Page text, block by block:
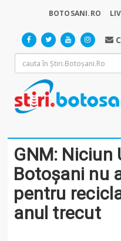
BOTOSANI.RO
GNM: Niciun
Botoșani nu
pentru
anul trecut